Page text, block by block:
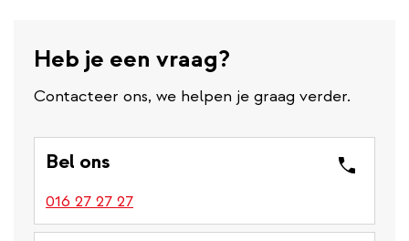
Heb je een vraag?
Contacteer ons, we helpen je graag verder.
Bel ons
016 27 27 27